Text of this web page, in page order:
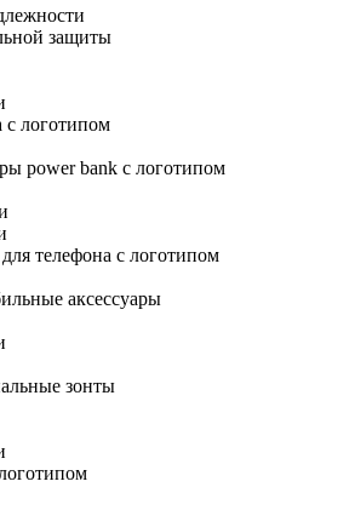
защиты
с логотипом
power bank с логотипом
телефона с логотипом
аксессуары
зонты